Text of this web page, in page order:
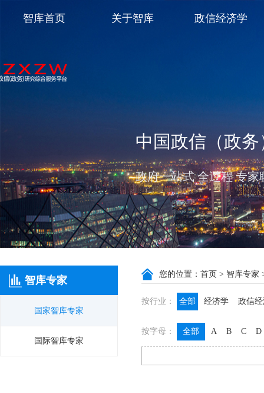
中国政信（政
政府一站式 全过程 专
智库首页 关于智库 政信经济学
智库专家
国家智库专家
国际智库专家
您的位置： 首页 > 智库专家
按行业： 全部 经济学
政信
膳食养生
名医西药
按字母： 全部 A B C D